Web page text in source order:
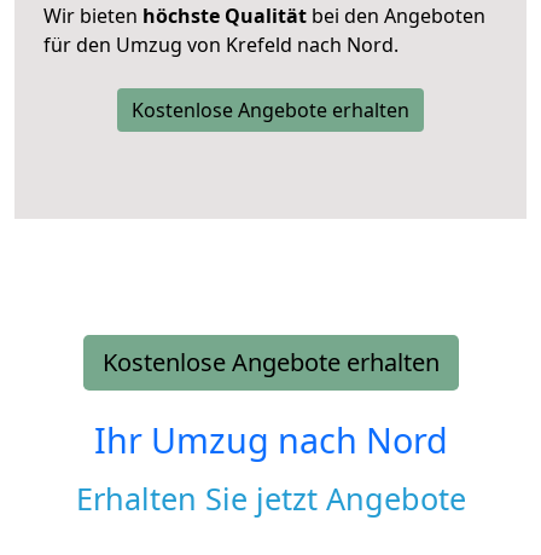
Wir bieten höchste Qualität bei den Angeboten
für den Umzug von Krefeld nach Nord.
Kostenlose Angebote erhalten
Kostenlose Angebote erhalten
Ihr Umzug nach Nord
Erhalten Sie jetzt Angebote